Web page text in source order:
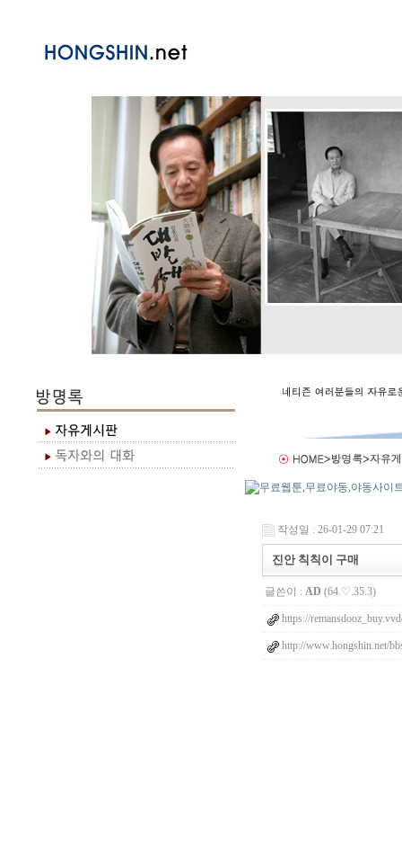
작성일 : 26-01-29 07:21
진안 칙칙이 구매
글쓴이 : AD (64.♡.35.3)
https://
http://www.hongshin.net/